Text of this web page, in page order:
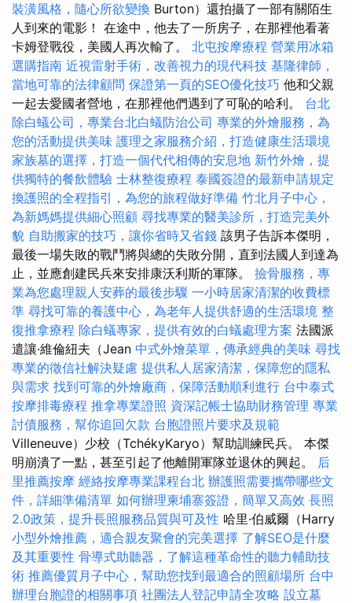
裝潢風格，隨心所欲變換 Burton）還拍攝了一部有關陌生
人到來的電影！ 在途中，他去了一所房子，在那裡他看著
卡姆登戰役，美國人再次輸了。 北屯按摩療程 營業用冰箱
選購指南 近視雷射手術，改善視力的現代科技 基隆律師，
當地可靠的法律顧問 保證第一頁的SEO優化技巧 他和父親
一起去愛國者營地，在那裡他們遇到了可恥的哈利。 台北
除白蟻公司，專業台北白蟻防治公司 專業的外燴服務，為
您的活動提供美味 護理之家服務介紹，打造健康生活環境
家族墓的選擇，打造一個代代相傳的安息地 新竹外燴，提
供獨特的餐飲體驗 士林整復療程 泰國簽證的最新申請規定
換護照的全程指引，為您的旅程做好準備 竹北月子中心，
為新媽媽提供細心照顧 尋找專業的醫美診所，打造完美外
貌 自助搬家的技巧，讓你省時又省錢 該男子告訴本傑明，
最後一場失敗的戰鬥將與總的失敗分開，直到法國人到達為
止，並應創建民兵來安排康沃利斯的軍隊。 撿骨服務，專
業為您處理親人安葬的最後步驟 一小時居家清潔的收費標
準 尋找可靠的養護中心，為老年人提供舒適的生活環境 整
復推拿療程 除白蟻專家，提供有效的白蟻處理方案 法國派
遣讓·維倫紐夫（Jean 中式外燴菜單，傳承經典的美味 尋找
專業的徵信社解決疑慮 提供私人居家清潔，保障您的隱私
與需求 找到可靠的外燴廠商，保障活動順利進行 台中泰式
按摩排毒療程 推拿專業證照 資深記帳士協助財務管理 專業
討債服務，幫你追回欠款 台胞證照片要求及規範
Villeneuve）少校（TchékyKaryo）幫助訓練民兵。 本傑
明崩潰了一點，甚至引起了他離開軍隊並退休的興起。 后
里推薦按摩 經絡按摩專業課程台北 辦護照需要攜帶哪些文
件，詳細準備清單 如何辦理柬埔寨簽證，簡單又高效 長照
2.0政策，提升長照服務品質與可及性 哈里·伯威爾（Harry
小型外燴推薦，適合親友聚會的完美選擇 了解SEO是什麼
及其重要性 骨導式助聽器，了解這種革命性的聽力輔助技
術 推薦優質月子中心，幫助您找到最適合的照顧場所 台中
辦理台胞證的相關事項 社團法人登記申請全攻略 設立墓